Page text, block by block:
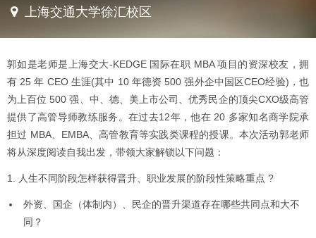
上海交通大学徐汇校区
郭如是老师是上海交大-KEDGE 国际在职 MBA 项目的资深校友，拥
有 25 年 CEO 生涯(其中 10 年德资 500 强外企中国区CEO经验)，也
为上百位 500 强、中、德、美上市公司、优秀民企的顶尖CXO级高管
提供了高管导师教练服务。在过去12年，他在 20 多家知名商学院承
担过 MBA、EMBA、高管教育等实践类课程的授课。本次活动郭老师
将从深度阅读自我出发，带领大家解锁以下问题：
1. 人生不同阶段怎样获得晋升、职业发展的阶段性策略重点 ?
外资、国企（体制内）、民企的晋升渠道存在哪些共同点和大不
同？